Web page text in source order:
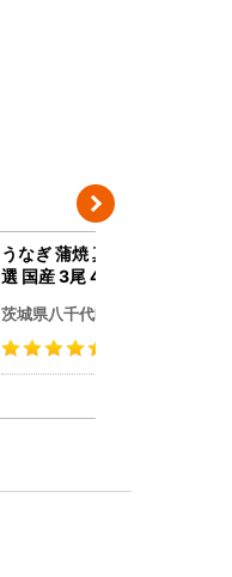
うなぎ 蒲焼 真空パック 特
選 国産 3尾 420g タレ山椒
あり 茨城 ウナギ 鰻 個包装
人気 美味しい 小分け 八千
茨城県八千代町